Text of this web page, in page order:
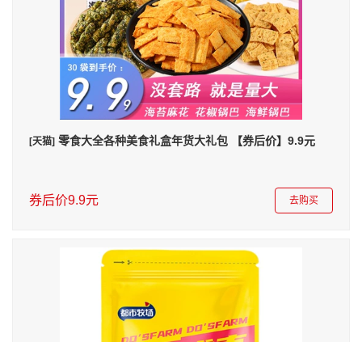
[天猫] 零食大全各种美食礼盒年货大礼包 【券后价】9.9元
券后价9.9元 去购买